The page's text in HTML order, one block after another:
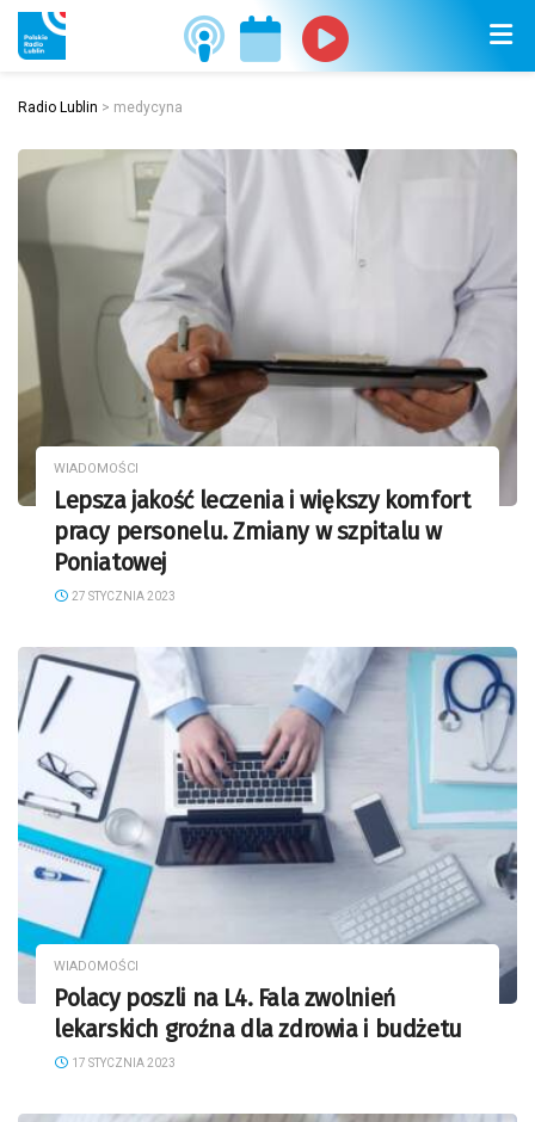
Radio Lublin > medycyna
WIADOMOŚCI
Lepsza jakość leczenia i większy komfort
pracy personelu. Zmiany w szpitalu w
Poniatowej
27 STYCZNIA 2023
WIADOMOŚCI
Polacy poszli na L4. Fala zwolnień
lekarskich groźna dla zdrowia i budżetu
17 STYCZNIA 2023